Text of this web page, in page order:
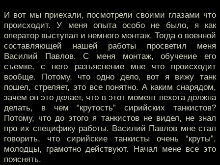
И вот мы приехали, посмотрели своими глазами что
происходит. У меня опыта особо не было, я как
оператор выступал и немного монтаж. Тогда о военной
составляющей нашей работы просветил меня
Василий Павлов. С меня монтаж, обучение его
съемке, с него разъяснение мне что происходит
вообще. Потому, что одно дело, вот я вижу танк
пошел, стреляет, это все понятно. А каким снарядом,
зачем он это делает, что в этот момент пехота должна
делать, в чем “крутость” сирийских танкистов?
Потому, что до этого я танкистов не видел, не знал
про их специфику работы. Василий Павлов мне стал
говорить, что сирийские танкисты очень “круты”,
молодцы, грамотно действуют. Начал мене все это
пояснять.